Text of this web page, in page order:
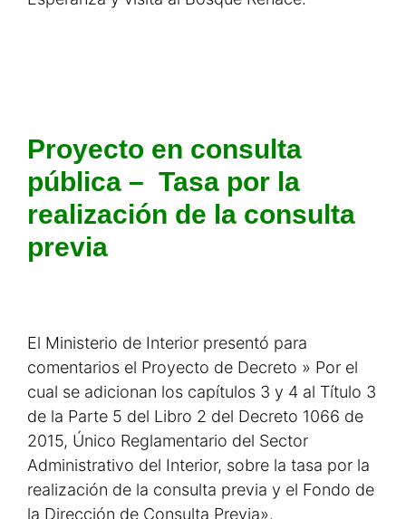
Proyecto en consulta
pública – Tasa por la
realización de la consulta
previa
El Ministerio de Interior presentó para
comentarios el Proyecto de Decreto » Por el
cual se adicionan los capítulos 3 y 4 al Título 3
de la Parte 5 del Libro 2 del Decreto 1066 de
2015, Único Reglamentario del Sector
Administrativo del Interior, sobre la tasa por la
realización de la consulta previa y el Fondo de
la Dirección de Consulta Previa».